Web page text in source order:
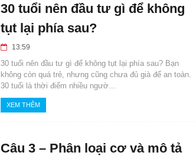
30 tuổi nên đầu tư gì để không
tụt lại phía sau?
13:59
30 tuổi nên đầu tư gì để không tụt lại phía sau? Bạn
không còn quá trẻ, nhưng cũng chưa đủ già để an toàn.
30 tuổi là thời điểm nhiều ngườ...
XEM THÊM
Câu 3 – Phân loại cơ và mô tả